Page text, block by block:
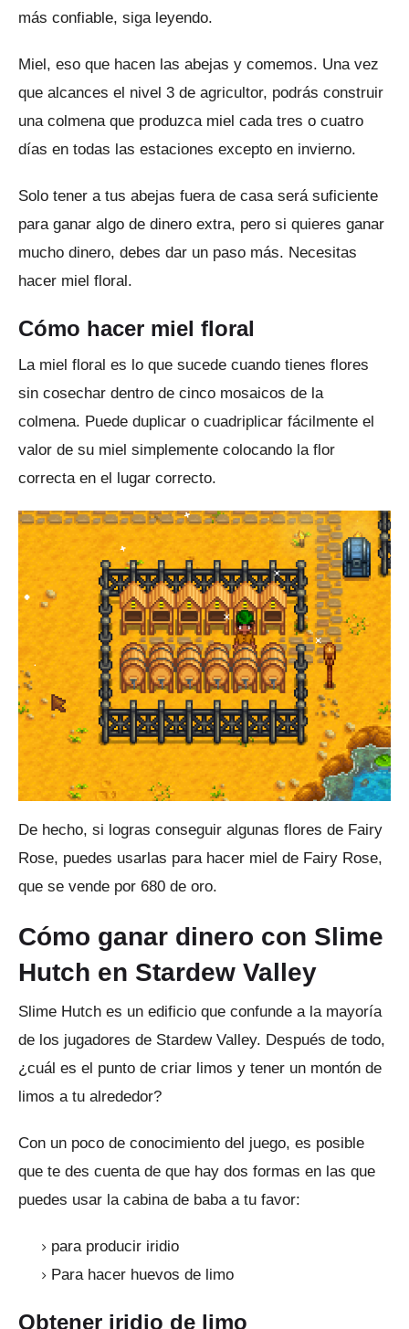
más confiable, siga leyendo.
Miel, eso que hacen las abejas y comemos. Una vez
que alcances el nivel 3 de agricultor, podrás construir
una colmena que produzca miel cada tres o cuatro
días en todas las estaciones excepto en invierno.
Solo tener a tus abejas fuera de casa será suficiente
para ganar algo de dinero extra, pero si quieres ganar
mucho dinero, debes dar un paso más. Necesitas
hacer miel floral.
Cómo hacer miel floral
La miel floral es lo que sucede cuando tienes flores
sin cosechar dentro de cinco mosaicos de la
colmena. Puede duplicar o cuadriplicar fácilmente el
valor de su miel simplemente colocando la flor
correcta en el lugar correcto.
De hecho, si logras conseguir algunas flores de Fairy
Rose, puedes usarlas para hacer miel de Fairy Rose,
que se vende por 680 de oro.
Cómo ganar dinero con Slime
Hutch en Stardew Valley
Slime Hutch es un edificio que confunde a la mayoría
de los jugadores de Stardew Valley. Después de todo,
¿cuál es el punto de criar limos y tener un montón de
limos a tu alrededor?
Con un poco de conocimiento del juego, es posible
que te des cuenta de que hay dos formas en las que
puedes usar la cabina de baba a tu favor:
para producir iridio
Para hacer huevos de limo
Obtener iridio de limo